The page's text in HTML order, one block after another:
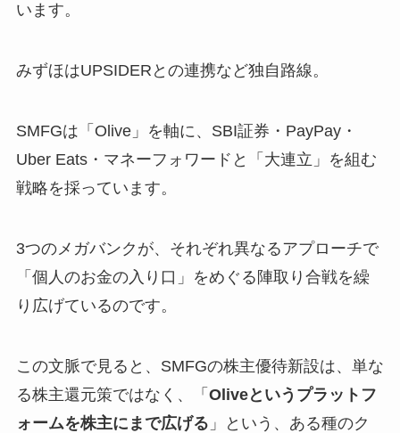
います。
みずほはUPSIDERとの連携など独自路線。
SMFGは「Olive」を軸に、SBI証券・PayPay・
Uber Eats・マネーフォワードと「大連立」を組む
戦略を採っています。
3つのメガバンクが、それぞれ異なるアプローチで
「個人のお金の入り口」をめぐる陣取り合戦を繰
り広げているのです。
この文脈で見ると、SMFGの株主優待新設は、単な
る株主還元策ではなく、「 Oliveというプラットフ
ォームを株主にまで広げる 」という、ある種のク